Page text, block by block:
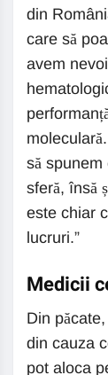
din
care să
avem
să spunem
sferă, însă
este chiar
lucruri.”
Medicii
Din
din cauza
pot aloca